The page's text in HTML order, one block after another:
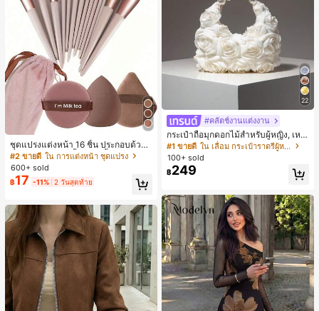
ชุดแปรงแต่งหน้า 16 ชิ้น ประกอบด้วยแ
ปรงแต่งหน้า 13 ชิ้น, ฟองน้ำแต่งหน้ารู
ปหยดน้ำ 1 ชิ้น, แปรงแป้งรองพื้นกลม 1
ชิ้น และฟองน้ำแต่งหน้ารูปสามเหลี่ยม
1 ชิ้น - ชุดคลาสสิก ทำจากขนสังเคราะ
ห์นุ่มและเป็นมิตรต่อผิว เหมาะสำหรับผู้
หญิงและเด็กผู้หญิง เหมาะสำหรับฤดูใบ
ไม้ร่วงและฤดูหนาว
#2 ขายดี ใน การแต่งหน้า ชุดแปรง
600+ sold
฿17 -11% 2 วันสุดท้าย
22
#คลัตช์งานแต่งงาน
กระเป๋าถือมุกดอกไม้สำหรับผู้หญิง, เหม
าะสำหรับชุดราตรี, ชุดบอล, เครื่องประ
ดับงานแต่งงาน, กระเป๋าสตางค์สุภาพส
ตรีหรูหรา, ของขวัญสำหรับผู้หญิง (ลาย
สุ่ม)
#1 ขายดี
ใน เลื่อม กระเป๋าราตรีผู้หญิง
100+ sold
฿249